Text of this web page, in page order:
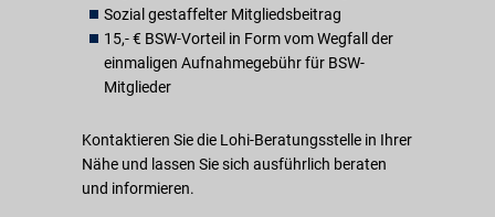
Sozial gestaffelter Mitgliedsbeitrag
15,- € BSW-Vorteil in Form vom Wegfall der
einmaligen Aufnahmegebühr für BSW-
Mitglieder
Kontaktieren Sie die Lohi-Beratungsstelle in Ihrer
Nähe und lassen Sie sich ausführlich beraten
und informieren.